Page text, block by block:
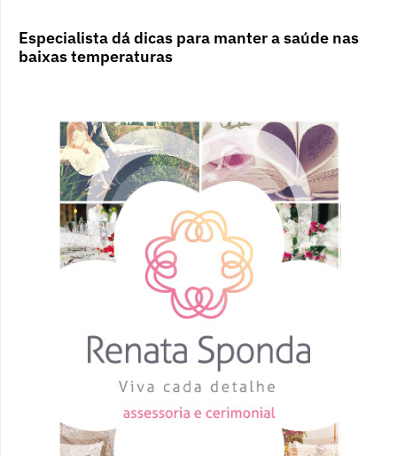
Especialista dá dicas para manter a saúde nas
baixas temperaturas